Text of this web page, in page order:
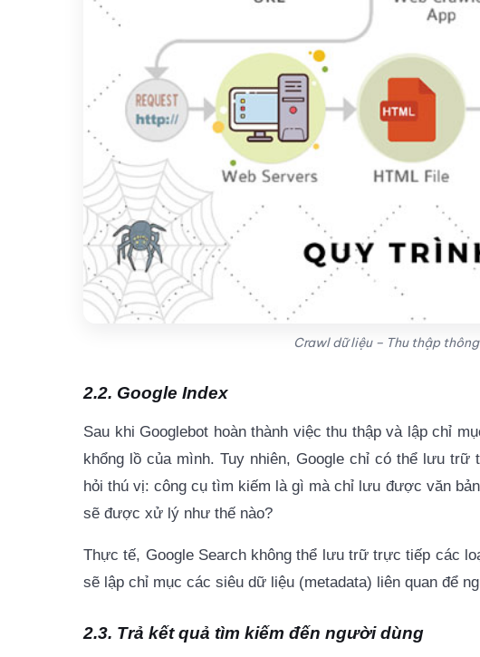
Crawl dữ liệu – Thu thập
2.2. Google Index
Sau khi Googlebot hoàn thành việc thu thập và lập chỉ
khổng lồ của mình. Tuy nhiên, Google chỉ có thể lưu
hỏi thú vị:công cụ tìm kiếm là gì mà chỉ lưu được văn
sẽ được xử lý như thế nào?
Thực tế, Google Search không thể lưu trữ trực tiếp các
sẽ lập chỉ mục các siêu dữ liệu (metadata) liên quan để
2.3. Trả kết quả tìm kiếm đến người dùng